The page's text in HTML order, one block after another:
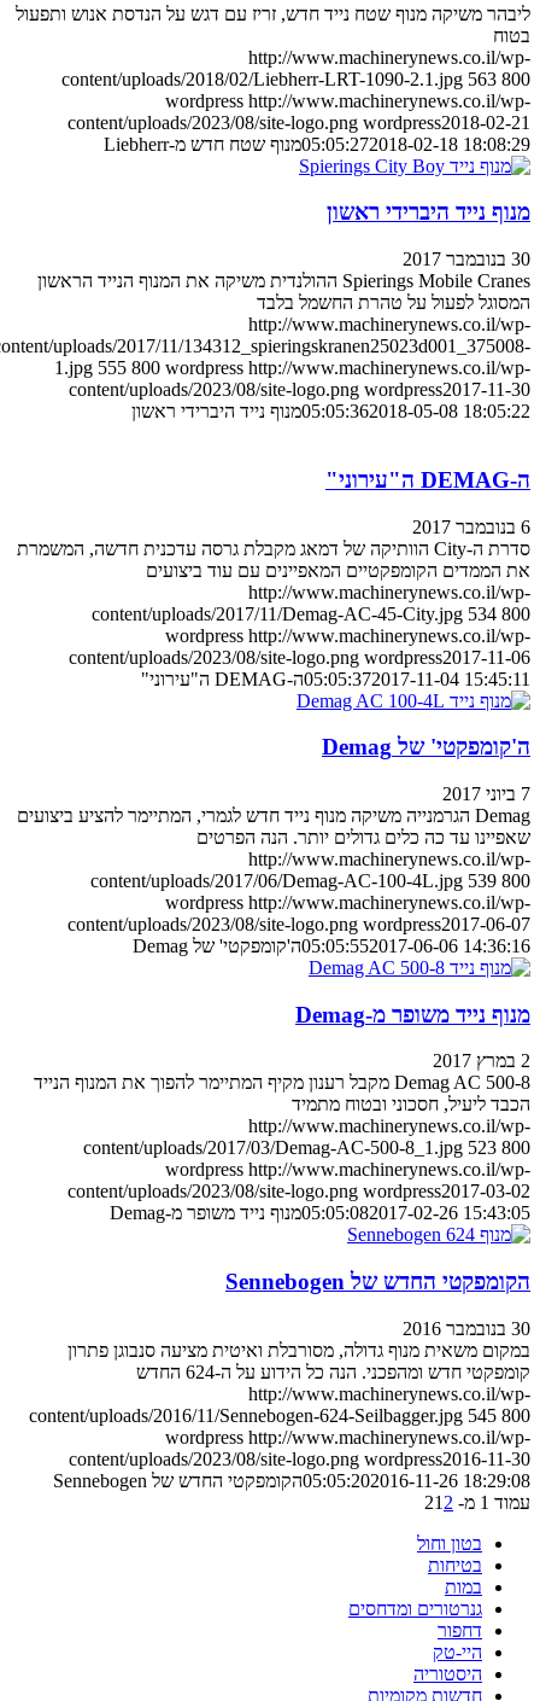
ליבהר משיקה מנוף שטח נייד חדש, זריז עם דגש על הנדסת אנוש ותפעול
בטוח
http://www.machinerynews.co.il/wp-
content/uploads/2018/02/Liebherr-LRT-1090-2.1.jpg 563 800
wordpress http://www.machinerynews.co.il/wp-
content/uploads/2023/08/site-logo.png wordpress2018-02-21
05:05:272018-02-18 18:08:29 מנוף שטח חדש מ-Liebherr
מנוף נייד היברידי ראשון
30 בנובמבר 2017
Spierings Mobile Cranes ההולנדית משיקה את המנוף הנייד הראשון
המסוגל לפעול על טהרת החשמל בלבד
http://www.machinerynews.co.il/wp-
content/uploads/2017/11/134312_spieringskranen25023d001_375008-
1.jpg 555 800 wordpress http://www.machinerynews.co.il/wp-
content/uploads/2023/08/site-logo.png wordpress2017-11-30
05:05:362018-05-08 18:05:22 מנוף נייד היברידי ראשון
ה-DEMAG ה"עירוני"
6 בנובמבר 2017
סדרת ה-City הוותיקה של דמאג מקבלת גרסה עדכנית חדשה, המשמרת
את הממדים הקומפקטיים המאפיינים עם עוד ביצועים
http://www.machinerynews.co.il/wp-
content/uploads/2017/11/Demag-AC-45-City.jpg 534 800
wordpress http://www.machinerynews.co.il/wp-
content/uploads/2023/08/site-logo.png wordpress2017-11-06
05:05:372017-11-04 15:45:11 ה-DEMAG ה"עירוני"
ה'קומפקטי' של Demag
7 ביוני 2017
Demag הגרמנייה משיקה מנוף נייד חדש לגמרי, המתיימר להציע ביצועים
שאפיינו עד כה כלים גדולים יותר. הנה הפרטים
http://www.machinerynews.co.il/wp-
content/uploads/2017/06/Demag-AC-100-4L.jpg 539 800
wordpress http://www.machinerynews.co.il/wp-
content/uploads/2023/08/site-logo.png wordpress2017-06-07
05:05:552017-06-06 14:36:16 ה'קומפקטי' של Demag
מנוף נייד משופר מ-Demag
2 במרץ 2017
Demag AC 500-8 מקבל רענון מקיף המתיימר להפוך את המנוף הנייד
הכבד ליעיל, חסכוני ובטוח מתמיד
http://www.machinerynews.co.il/wp-
content/uploads/2017/03/Demag-AC-500-8_1.jpg 523 800
wordpress http://www.machinerynews.co.il/wp-
content/uploads/2023/08/site-logo.png wordpress2017-03-02
05:05:082017-02-26 15:43:05 מנוף נייד משופר מ-Demag
הקומפקטי החדש של Sennebogen
30 בנובמבר 2016
במקום משאית מנוף גדולה, מסורבלת ואיטית מציעה סנבוגן פתרון
קומפקטי חדש ומהפכני. הנה כל הידוע על ה-624 החדש
http://www.machinerynews.co.il/wp-
content/uploads/2016/11/Sennebogen-624-Seilbagger.jpg 545 800
wordpress http://www.machinerynews.co.il/wp-
content/uploads/2023/08/site-logo.png wordpress2016-11-30
05:05:202016-11-26 18:29:08
הקומפקטי החדש של Sennebogen
עמוד 1 מ- 2
12
בטון וחול
בטיחות
במות
גנרטורים ומדחסים
דחפור
היי-טק
היסטוריה
חדשות מקומיות